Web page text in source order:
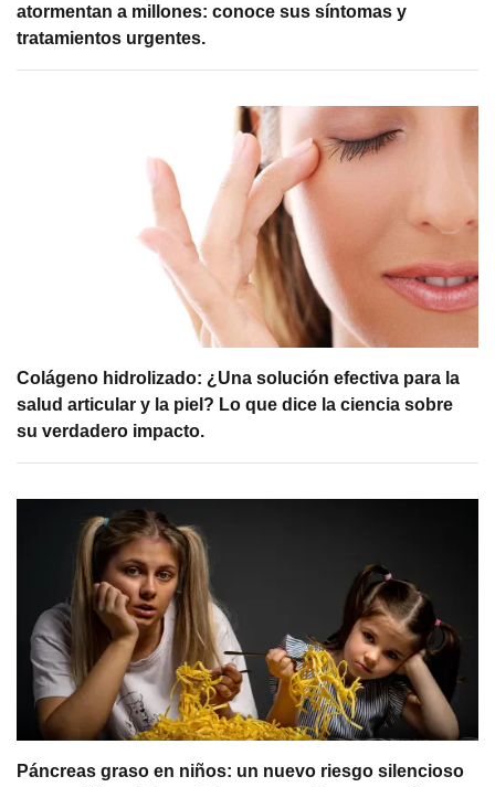
atormentan a millones: conoce sus síntomas y
tratamientos urgentes.
Colágeno hidrolizado: ¿Una solución efectiva para la
salud articular y la piel? Lo que dice la ciencia sobre
su verdadero impacto.
Páncreas graso en niños: un nuevo riesgo silencioso